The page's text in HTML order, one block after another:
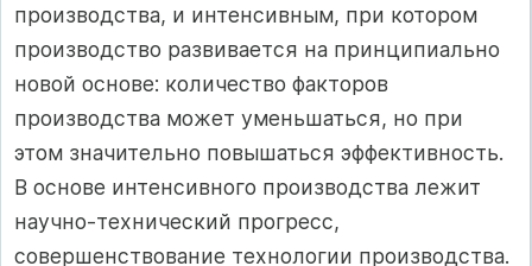
производства, и интенсивным, при котором
производство развивается на принципиально
новой основе: количество факторов
производства может уменьшаться, но при
этом значительно повышаться эффективность.
В основе интенсивного производства лежит
научно-технический прогресс,
совершенствование технологии производства.